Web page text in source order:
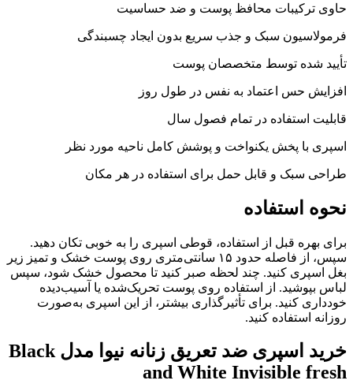
حاوی ترکیبات محافظ پوست و ضد حساسیت
فرمولاسیون سبک و جذب سریع بدون ایجاد چسبندگی
تأیید شده توسط متخصصان پوست
افزایش حس اعتماد به نفس در طول روز
قابلیت استفاده در تمام فصول سال
اسپری با پخش یکنواخت و پوشش کامل ناحیه مورد نظر
طراحی سبک و قابل حمل برای استفاده در هر مکان
نحوه استفاده
برای بهره قبل از استفاده، قوطی اسپری را به خوبی تکان دهید.
سپس، از فاصله حدود ۱۵ سانتی‌متری روی پوست خشک و تمیز زیر
بغل اسپری کنید. چند لحظه صبر کنید تا محصول خشک شود، سپس
لباس بپوشید. از استفاده روی پوست تحریک‌شده یا آسیب‌دیده
خودداری کنید. برای تأثیرگذاری بیشتر، از این اسپری به‌صورت
روزانه استفاده کنید.
خرید اسپری ضد تعریق زنانه نیوا مدل Black
and White Invisible fresh